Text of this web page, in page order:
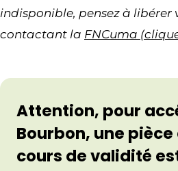
indisponible, pensez à libérer
contactant la FNCuma
Attention, pour
Bourbon, une
cours de validité